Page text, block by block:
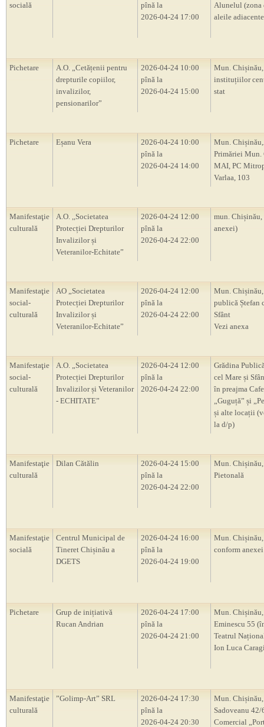
socială
pînă la
2026-04-24 17:00
Alunelul (zona
aleile
Pichetare
A.O. „Cetățenii pentru
drepturile copiilor,
invalizilor,
pensionarilor”
2026-04-24 10:00
pînă la
2026-04-24 15:00
Mun.
instituțiilor
stat
Pichetare Eșanu Vera
2026-04-24 10:00
pînă la
2026-04-24 14:00
Mun.
Primăriei Mun.
MAI, PC
Varlaa, 103
Manifestaţie
culturală
A.O. ,,Societatea
Protecției Drepturilor
Invalizilor și
Veteranilor-Echitate”
2026-04-24 12:00
pînă la
2026-04-24 22:00
mun.
anexei)
Manifestaţie
social-
culturală
AO „Societatea
Protecției Drepturilor
Invalizilor și
Veteranilor-Echitate”
2026-04-24 12:00
pînă la
2026-04-24 22:00
Mun.
publică Ștefan
Sfânt
Vezi anexa
Manifestaţie
social-
culturală
A.O. „Societatea
Protecției Drepturilor
Invalizilor și Veteranilor
- ECHITATE”
2026-04-24 12:00
pînă la
2026-04-24 22:00
Grădina
cel Mare și
în preajma
„Guguță” și
și alte locații
la d/p)
Manifestaţie
culturală
Dilan Cătălin
2026-04-24 15:00
pînă la
2026-04-24 22:00
Mun. Chișinău,
Pietonală
Manifestaţie
socială
Centrul Municipal de
Tineret Chișinău a
DGETS
2026-04-24 16:00
pînă la
2026-04-24 19:00
Mun.
conform anexei
Pichetare
Grup de inițiativă
Rucan Andrian
2026-04-24 17:00
pînă la
2026-04-24 21:00
Mun.
Eminescu 55
Teatrul
Ion Luca
Manifestaţie
culturală
”Golimp-Art” SRL
2026-04-24 17:30
pînă la
2026-04-24 20:30
Mun.
Sadoveanu
Comercial